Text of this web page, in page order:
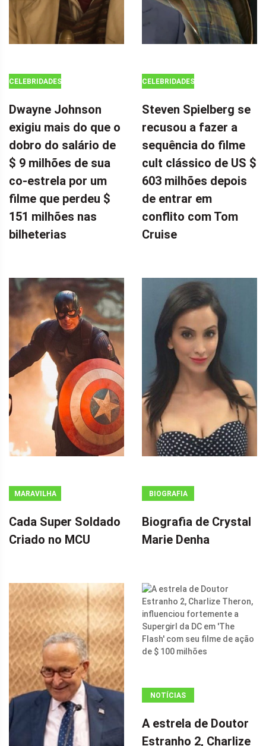
CELEBRIDADES
Dwayne Johnson
exigiu mais do que o
dobro do salário de
$ 9 milhões de sua
co-estrela por um
filme que perdeu $
151 milhões nas
bilheterias
CELEBRIDADES
Steven Spielberg se
recusou a fazer a
sequência do filme
cult clássico de US $
603 milhões depois
de entrar em
conflito com Tom
Cruise
MARAVILHA
Cada Super Soldado
Criado no MCU
BIOGRAFIA
Biografia de Crystal
Marie Denha
NOTÍCIAS
(ADSBYGOOGLE
=
A estrela de Doutor
Estranho 2, Charlize